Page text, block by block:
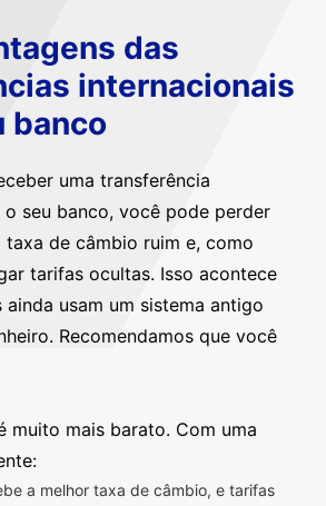
das
internacionais
banco
uma transferência
seu banco, você pode perder
de câmbio ruim e, como
tarifas ocultas. Isso acontece
usam um sistema antigo
Recomendamos que você
muito mais barato. Com uma
a melhor taxa de câmbio, e tarifas